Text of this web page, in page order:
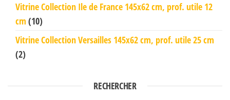
Vitrine Collection Ile de France 145x62 cm, prof. utile 12
cm (10)
Vitrine Collection Versailles 145x62 cm, prof. utile 25 cm
(2)
RECHERCHER